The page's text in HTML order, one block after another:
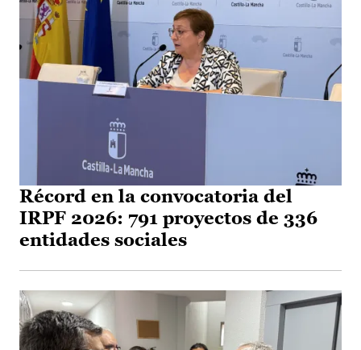
Récord en la convocatoria del
IRPF 2026: 791 proyectos de 336
entidades sociales